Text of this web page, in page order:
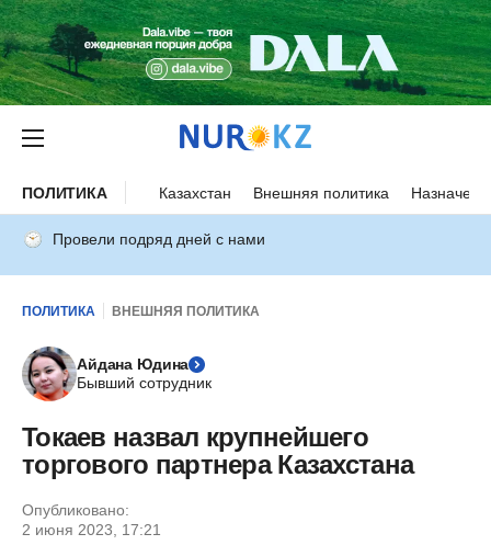
ПОЛИТИКА Казахстан Внешняя политика
Провели подряд дней с нами
ПОЛИТИКА ВНЕШНЯЯ ПОЛИТИКА
Айдана Юдина
Бывший сотрудник
Токаев назвал крупнейшего
торгового партнера Казахстана
Опубликовано:
2 июня 2023, 17:21